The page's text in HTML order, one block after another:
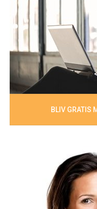
BLIV GRATIS